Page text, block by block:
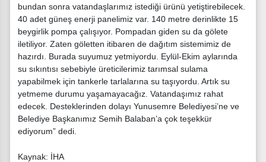
bundan sonra vatandaşlarımız istediği ürünü yetiştirebilecek.
40 adet güneş enerji panelimiz var. 140 metre derinlikte 15
beygirlik pompa çalışıyor. Pompadan giden su da gölete
iletiliyor. Zaten göletten itibaren de dağıtım sistemimiz de
hazırdı. Burada suyumuz yetmiyordu. Eylül-Ekim aylarında
su sıkıntısı sebebiyle üreticilerimiz tarımsal sulama
yapabilmek için tankerle tarlalarına su taşıyordu. Artık su
yetmeme durumu yaşamayacağız. Vatandaşımız rahat
edecek. Desteklerinden dolayı Yunusemre Belediyesi’ne ve
Belediye Başkanımız Semih Balaban’a çok teşekkür
ediyorum” dedi.
Kaynak: İHA